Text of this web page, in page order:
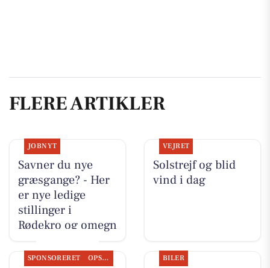
FLERE ARTIKLER
JOBNYT
Savner du nye
græsgange? - Her
er nye ledige
stillinger i
Rødekro og omegn
VEJRET
Solstrejf og blid
vind i dag
SPONSORERET OPSLAGSTAVLEN BILER